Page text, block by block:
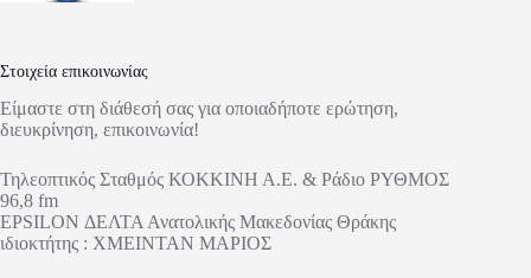
Στοιχεία επικοινωνίας
Είμαστε στη διάθεσή σας για οποιαδήποτε ερώτηση,
διευκρίνηση, επικοινωνία!
Τηλεοπτικός Σταθμός ΚΟΚΚΙΝΗ Α.Ε. & Ράδιο ΡΥΘΜΟΣ
96,8 fm
EPSILON ΔΕΛΤΑ Ανατολικής Μακεδονίας Θράκης
ιδιοκτήτης : ΧΜΕΙΝΤΑΝ ΜΑΡΙΟΣ